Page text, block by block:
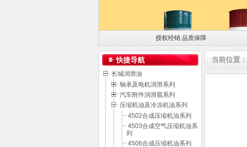
授权经销 品质保障
授权经销 品质保障
快捷导航
长城润滑油
轴承及电机润滑系列
汽车附件润滑脂系列
压缩机油及冷冻机油系列
4502合成压缩机油系列
4503合成空气压缩机油系
列
4506合成压缩机油系列
当前位置：